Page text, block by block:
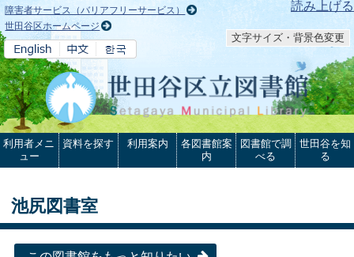
本文へ 読み上げる
障害者サービス（バリアフリーサービス）
世田谷区ホームページ
文字サイズ・背景色変更
利用者メニ
ュー
資料を探す 利用案内
各図書館案
内
図書館で調
べる
世田谷を知
る
池尻図書室